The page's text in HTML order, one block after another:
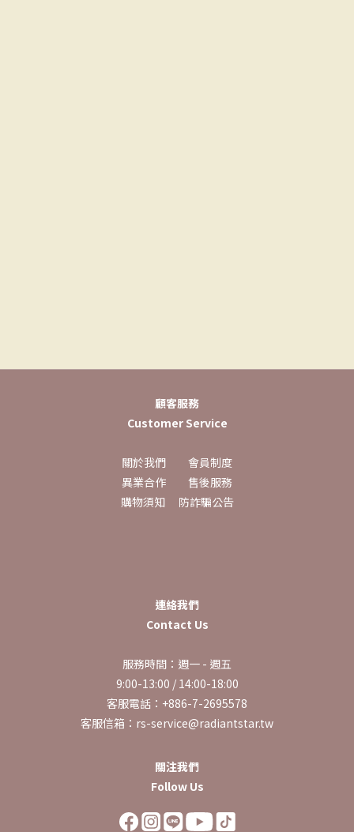
顧客服務
Customer Service
關於我們
會員制度
異業合作
售後服務
購物須知
防詐騙公告
連絡我們
Contact Us
服務時間：週一 - 週五
9:00-13:00 / 14:00-18:00
客服電話：+886-7-2695578
客服信箱：rs-service@radiantstar.tw
關注我們
Follow Us